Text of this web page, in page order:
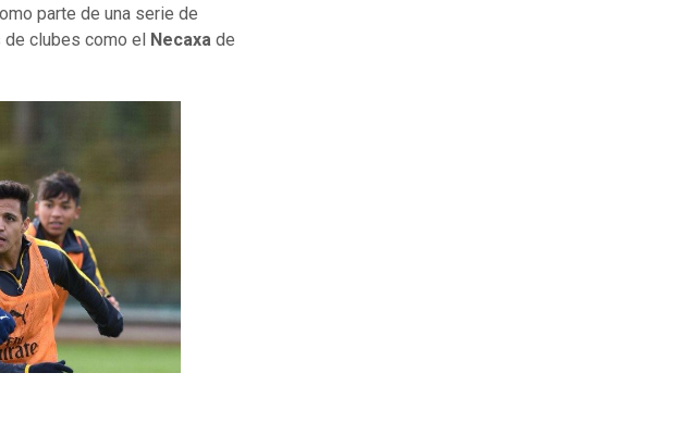
parte de una serie de
clubes como el Necaxa de